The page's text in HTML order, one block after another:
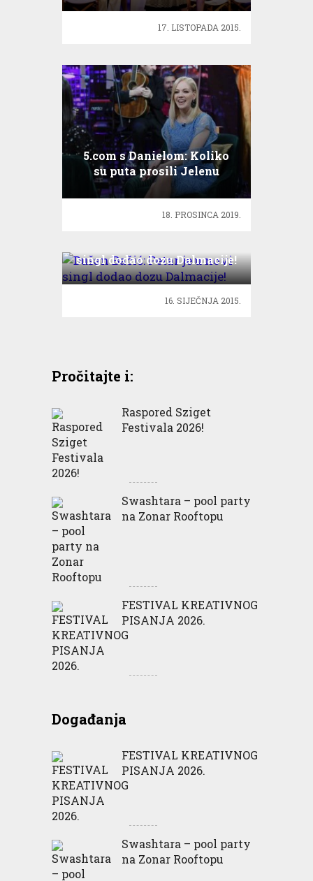
17. LISTOPADA 2015.
5.com s Danielom: Koliko
su puta prosili Jelenu
Rozgu?
18. PROSINCA 2019.
singl dodao dozu Dalmacije!
16. SIJEČNJA 2015.
Pročitajte i:
Raspored Sziget
Festivala 2026!
Swashtara – pool party
na Zonar Rooftopu
FESTIVAL KREATIVNOG
PISANJA 2026.
Događanja
FESTIVAL KREATIVNOG
PISANJA 2026.
Swashtara – pool party
na Zonar Rooftopu